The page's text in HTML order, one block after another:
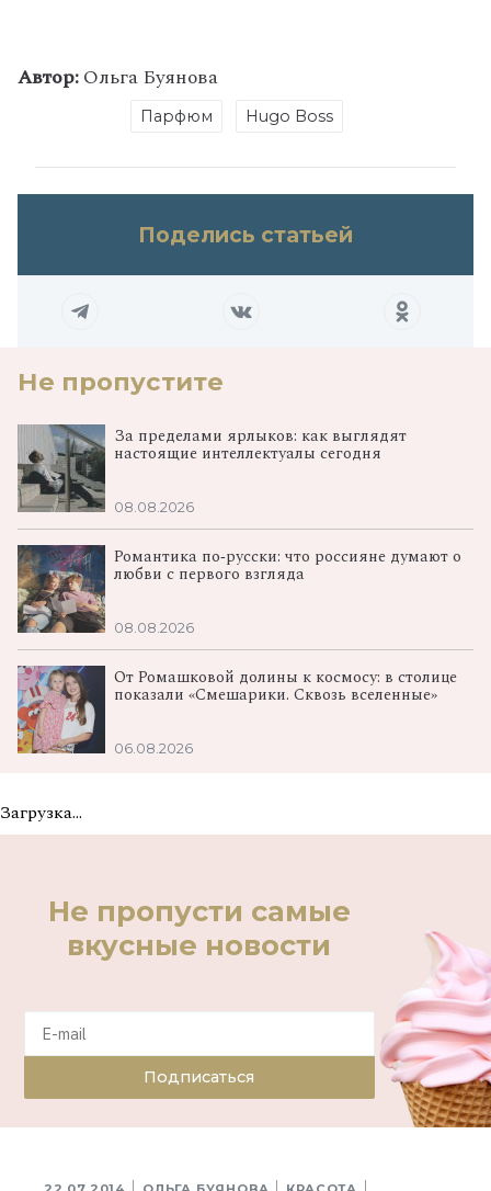
Автор:Ольга Буянова
Парфюм Hugo Boss
Поделись статьей
Не пропустите
За пределами ярлыков: как выглядят
настоящие интеллектуалы сегодня
08.08.2026
Романтика по‑русски: что россияне думают о
любви с первого взгляда
08.08.2026
От Ромашковой долины к космосу: в столице
показали «Смешарики. Сквозь вселенные»
06.08.2026
Загрузка...
Не пропусти самые
вкусные новости
Подписаться